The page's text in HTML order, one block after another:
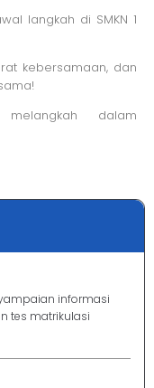
langkah di SMKN 1
kebersamaan, dan
dalam
informasi
tes matrikulasi